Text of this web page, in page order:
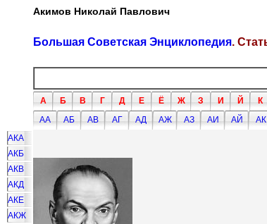
Акимов Николай Павлович
Большая Советская Энциклопедия.
А Б В Г Д Е Ё Ж З И Й К
АА
АБ АВ АГ АД АЖ АЗ АИ АЙ АК
АКА
АКБ
АКВ
АКД
АКЕ
АКЖ